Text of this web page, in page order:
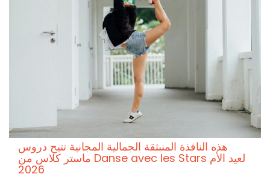
هذه النافذة المنبثقة الجمالية المجانية تتيح دروس
ماستر كلاس من Danse avec les Stars لعيد الأم
2026